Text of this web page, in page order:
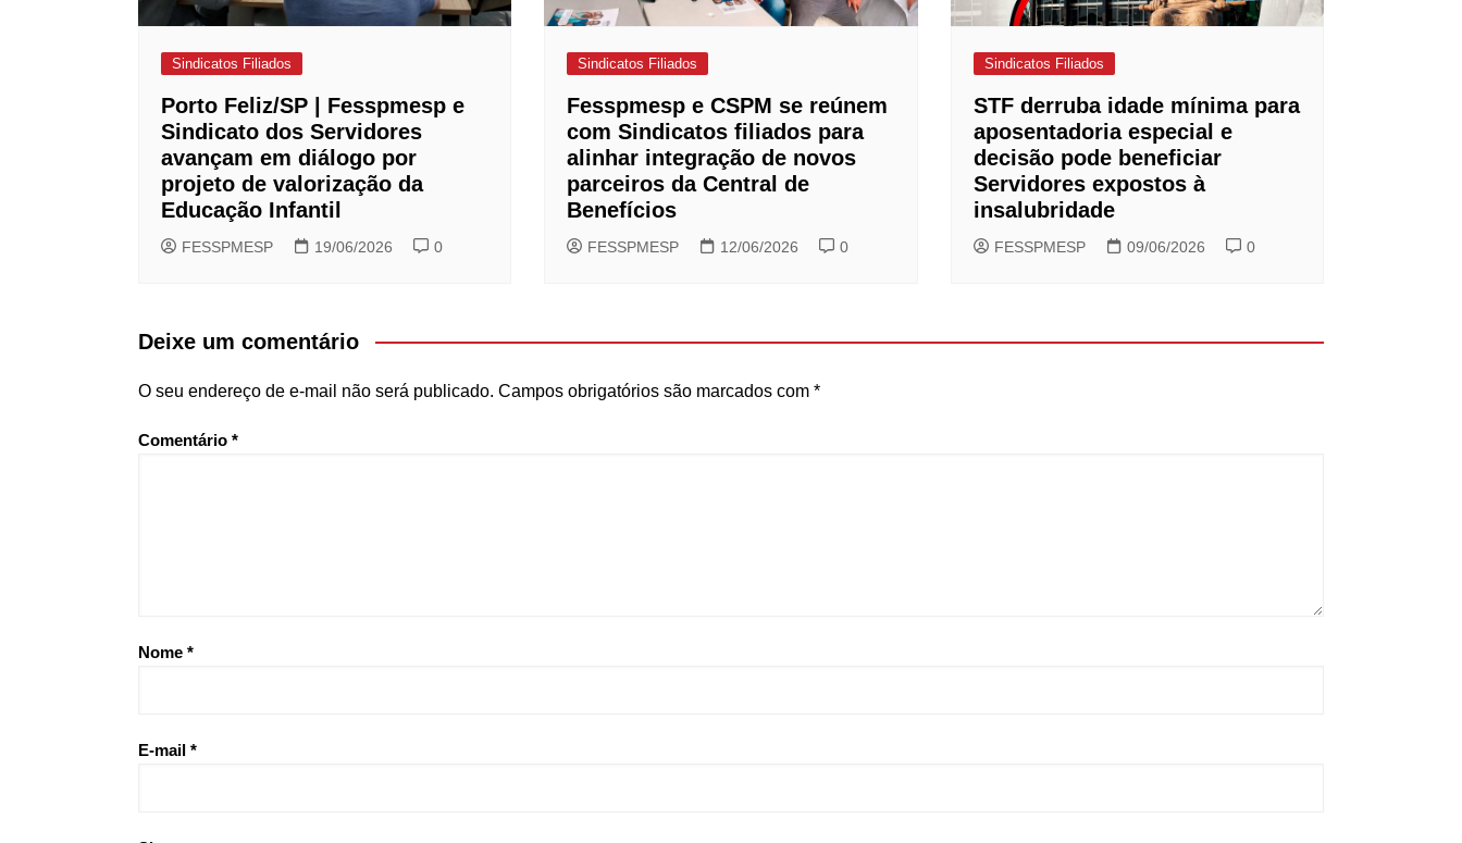
Sindicatos Filiados
Porto Feliz/SP | Fesspmesp e
Sindicato dos Servidores
avançam em diálogo por
projeto de valorização da
Educação Infantil
FESSPMESP 19/06/2026 0
Sindicatos Filiados
Fesspmesp e CSPM se reúnem
com Sindicatos filiados para
alinhar integração de novos
parceiros da Central de
Benefícios
FESSPMESP 12/06/2026 0
Sindicatos Filiados
STF derruba idade mínima para
aposentadoria especial e
decisão pode beneficiar
Servidores expostos à
insalubridade
FESSPMESP 09/06/2026 0
Deixe um comentário
O seu endereço de e-mail não será publicado. Campos obrigatórios são marcados com *
Comentário *
Nome *
E-mail *